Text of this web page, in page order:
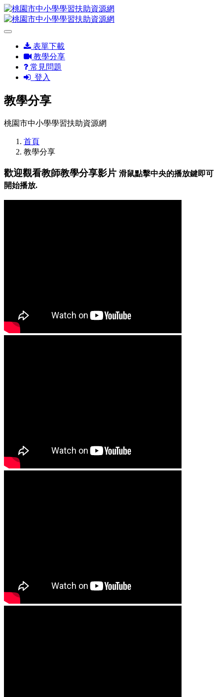
表單下載
教學分享
常見問題
登入
教學分享
桃園市中小學學習扶助資源網
首頁
教學分享
歡迎觀看教師教學分享影片 滑鼠點擊中央的播放鍵即可
開始播放.